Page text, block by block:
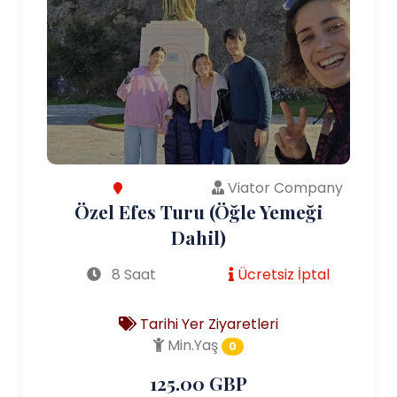
Viator Company
Özel Efes Turu (Öğle Yemeği
Dahil)
8 Saat Ücretsiz İptal
Tarihi Yer Ziyaretleri
Min.Yaş
0
125.00 GBP